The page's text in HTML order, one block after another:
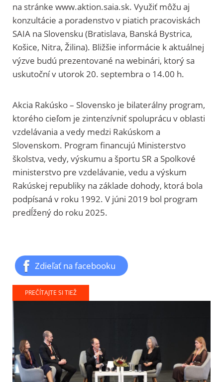
na stránke www.aktion.saia.sk. Využiť môžu aj
konzultácie a poradenstvo v piatich pracoviskách
SAIA na Slovensku (Bratislava, Banská Bystrica,
Košice, Nitra, Žilina). Bližšie informácie k aktuálnej
výzve budú prezentované na webinári, ktorý sa
uskutoční v utorok 20. septembra o 14.00 h.
Akcia Rakúsko – Slovensko je bilaterálny program,
ktorého cieľom je zintenzívniť spoluprácu v oblasti
vzdelávania a vedy medzi Rakúskom a
Slovenskom. Program financujú Ministerstvo
školstva, vedy, výskumu a športu SR a Spolkové
ministerstvo pre vzdelávanie, vedu a výskum
Rakúskej republiky na základe dohody, ktorá bola
podpísaná v roku 1992. V júni 2019 bol program
predĺžený do roku 2025.
Zdieľať na facebooku
PREČÍTAJTE SI TIEŽ